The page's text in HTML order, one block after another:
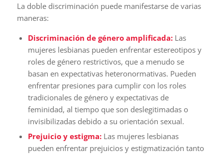
La doble discriminación puede manifestarse de varias
maneras:
Discriminación de género amplificada:Las
mujeres lesbianas pueden enfrentar estereotipos y
roles de género restrictivos, que a menudo se
basan en expectativas heteronormativas. Pueden
enfrentar presiones para cumplir con los roles
tradicionales de género y expectativas de
feminidad, al tiempo que son deslegitimadas o
invisibilizadas debido a su orientación sexual.
Prejuicio y estigma:Las mujeres lesbianas
pueden enfrentar prejuicios y estigmatización tanto